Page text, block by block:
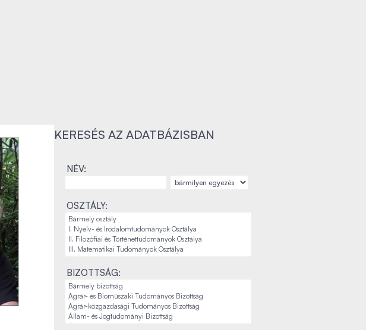
KERESÉS AZ ADATBÁZISBAN
NÉV:
OSZTÁLY:
BIZOTTSÁG: